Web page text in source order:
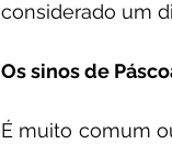
considerado um
Os sinos de
É muito comum